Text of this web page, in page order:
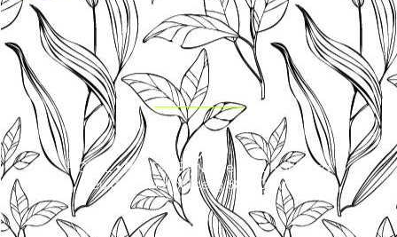
HOTEL • RESTAURANT Le Petit Kohlberg
Lieu dit Petit Kohlberg 68480 Lucelle